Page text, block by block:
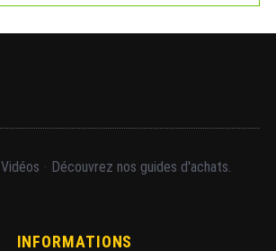
Vidéos Découvrez nos guides d'achats.
INFORMATIONS